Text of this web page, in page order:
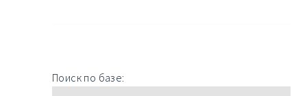
Поиск по базе: